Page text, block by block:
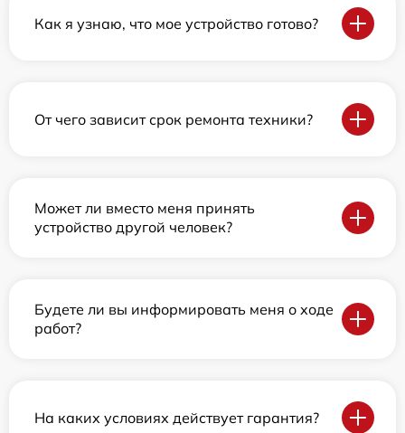
Как я узнаю, что мое устройство готово?
От чего зависит срок ремонта техники?
Может ли вместо меня принять
устройство другой человек?
Будете ли вы информировать меня о ходе
работ?
На каких условиях действует гарантия?